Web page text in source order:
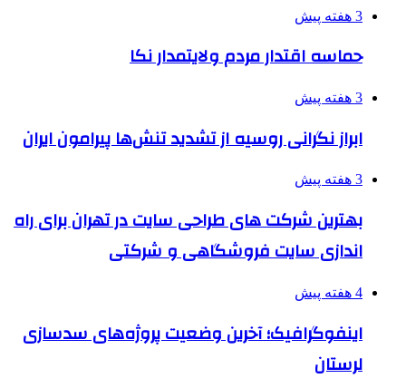
3 هفته پیش
حماسه اقتدار مردم ولایتمدار نکا
3 هفته پیش
ابراز نگرانی روسیه از تشدید تنش‌ها پیرامون ایران
3 هفته پیش
بهترین شرکت های طراحی سایت در تهران برای راه
اندازی سایت فروشگاهی و شرکتی
4 هفته پیش
اینفوگرافیک؛ آخرین وضعیت پروژه‌های سدسازی
لرستان